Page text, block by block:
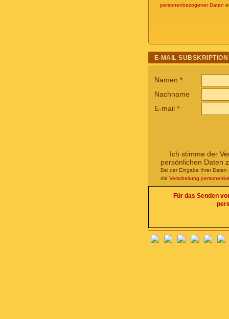
personenbezogener Daten
E-MAIL SUBSKRIPTION
Namen *
Nachname
E-mail *
Ich stimme der
persönlichen Daten
Bei der Eingabe Ihrer Daten
die Verarbeitung
Für das Senden